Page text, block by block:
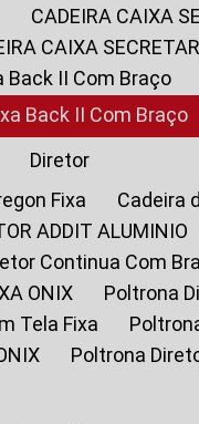
CADEIRA CAIXA
CAIXA
Back II Com Braço
Back II Com Braço
Diretor
Fixa
ADDIT ALUMINIO
Continua Com
ONIX
Poltrona
Tela Fixa
Poltrona